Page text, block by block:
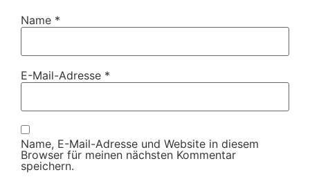
Name *
E-Mail-Adresse *
Name, E-Mail-Adresse und Website in diesem
Browser für meinen nächsten Kommentar
speichern.